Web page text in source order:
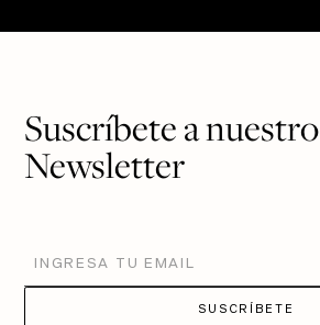
Suscríbete a nuestro
Newsletter